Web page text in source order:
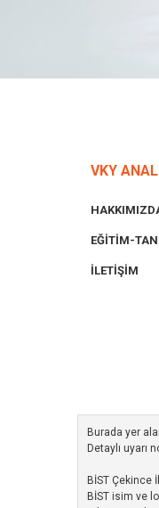
VKY
EĞİTİM-
İLETİŞİM
Burada yer
Detaylı uyarı
BİST Çekince
BİST isim ve